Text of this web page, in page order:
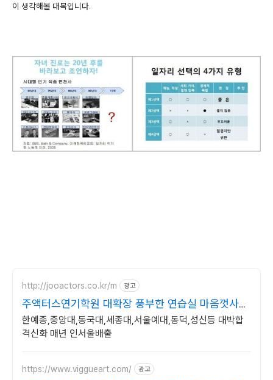
이 생각해볼 대목입니다.
http://jooactors.co.kr/m 광고
주액터스연기학원 대확장 풍부한 연습실 마음껏사용
가능
한예종,중앙대,동국대,세종대,서울예대,동덕,성신등 대박합
격신화 매년 인서울배출
https://www.viggueart.com/ 광고